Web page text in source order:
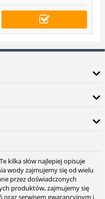
kilka słów najlepiej opisuje
wody zajmujemy się od wielu
przez doświadczonych
produktów, zajmujemy się
oraz serwisem gwarancyjnym i